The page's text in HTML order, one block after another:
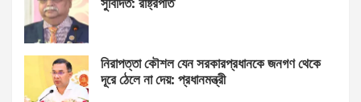
নিরাপত্তা কৌশল যেন সরকারপ্রধানকে জনগণ থেকে
দূরে ঠেলে না দেয়: প্রধানমন্ত্রী